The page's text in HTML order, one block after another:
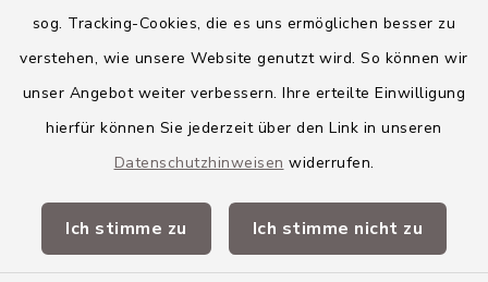
sog. Tracking-Cookies, die es uns ermöglichen besser zu
verstehen, wie unsere Website genutzt wird. So können wir
unser Angebot weiter verbessern. Ihre erteilte Einwilligung
hierfür können Sie jederzeit über den Link in unseren
Datenschutzhinweisen widerrufen.
Ich stimme zu Ich stimme nicht zu
Gemeinde Osterberg
VG Altenstadt
Landkreis Neu-Ulm